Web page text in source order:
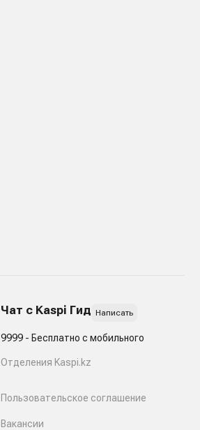
Чат с Kaspi Гид Написать
9999 - Бесплатно с мобильного
Отделения Kaspi.kz
Пользовательское соглашение
Вакансии